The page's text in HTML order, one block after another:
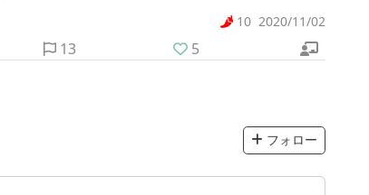
10 2020/11/02
13
5
フォロー